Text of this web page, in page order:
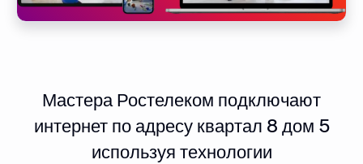
Мастера Ростелеком подключают
интернет по адресу квартал 8 дом 5
используя технологии